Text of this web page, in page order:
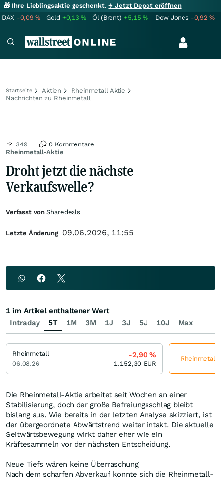
🎁 Ihre Lieblingsaktie geschenkt.→ Jetzt Depot eröffnen
DAX -0,09% Gold +0,13% Öl (Brent) +5,15% Dow Jones -0,92%
Startseite Aktien
Rheinmetall Aktie
Nachrichten zu Rheinmetall
Rheinmetall-Aktie
349 0 Kommentare
Droht jetzt die nächste
Verkaufswelle?
Die Rheinmetall-Aktie arbeitet seit Wochen an einer
Stabilisierung, doch der große Befreiungsschlag bleibt
bislang aus. Wie bereits in der letzten Analyse skizziert, ist
der übergeordnete Abwärtstrend weiter intakt. Die aktuelle
Seitwärtsbewegung wirkt daher eher wie ein
Kräftesammeln vor der nächsten Entscheidung.
Neue Tiefs wären keine Überraschung
Nach dem scharfen Abverkauf konnte sich die Rheinmetall-
Verfasst vonSharedeals
Letzte Änderung 09.06.2026, 11:55
Intraday 5T 1M 3M 1J 3J 5J 10J Max
1 im Artikel enthaltener Wert
Rheinmetall
06.08.26
-2,90%
1.152,30 EUR
Rheinmetall